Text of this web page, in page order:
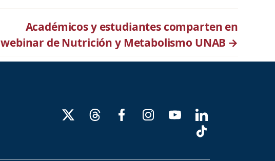
Académicos y estudiantes comparten en
webinar de Nutrición y Metabolismo UNAB →